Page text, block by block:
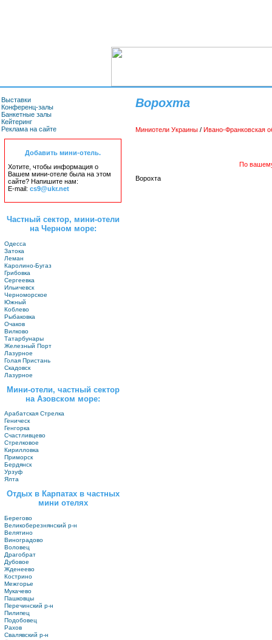
Выставки
Конференц-залы
Банкетные залы
Кейтеринг
Реклама на сайте
Добавить мини-отель.
Хотите, чтобы информация о
Вашем мини-отеле была на этом
сайте? Напишите нам:
E-mail: cs9@ukr.net
Частный сектор, мини-отели
на Черном море:
Одесса
Затока
Леман
Каролино-Бугаз
Грибовка
Сергеевка
Ильичевск
Черноморское
Южный
Коблево
Рыбаковка
Очаков
Вилково
Татарбунары
Железный Порт
Лазурное
Голая Пристань
Скадовск
Лазурное
Мини-отели, частный сектор
на Азовском море:
Арабатская Стрелка
Геническ
Генгорка
Счастливцево
Стрелковое
Кирилловка
Приморск
Бердянск
Урзуф
Ялта
Отдых в Карпатах в частных
мини отелях
Берегово
Великоберезнянский р-н
Велятино
Виноградово
Воловец
Драгобрат
Дубовое
Жденеево
Кострино
Межгорье
Мукачево
Пашковцы
Перечинский р-н
Пилипец
Подобовец
Рахов
Свалявский р-н
Ворохта
Миниотели Украины / Ивано-Франковская
По
Ворохта